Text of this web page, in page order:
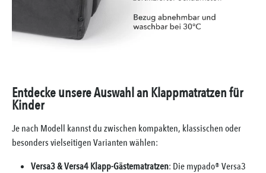
Entdecke unsere Auswahl an Klappmatratzen für
Kinder
Je nach Modell kannst du zwischen kompakten, klassischen oder
besonders vielseitigen Varianten wählen:
Versa3 & Versa4 Klapp-Gästematratzen: Diemypado® Versa3